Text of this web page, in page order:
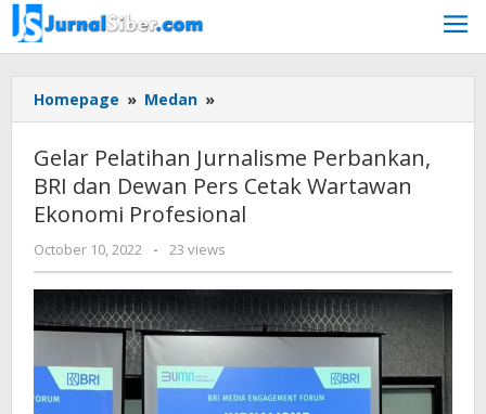
Skip
to
content
Homepage » Medan »
Pelatihan
Perbankan,
BRI
dan
Pers
Cetak
Wartawan
Ekonomi
Gelar Pelatihan Jurnalisme Perbankan,
BRI dan Dewan Pers Cetak Wartawan
Ekonomi Profesional
October 10, 2022
by
Jurnalsiber
- 23 views